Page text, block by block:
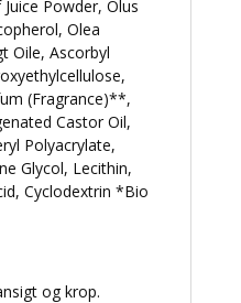
Powder, Olus
Olea
Oile, Ascorbyl
(Fragrance)**,
Castor Oil,
Polyacrylate,
Glycol, Lecithin,
Cyclodextrin *Βio
og krop.